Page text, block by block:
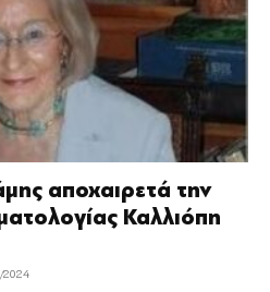
αποχαιρετά την
Καλλιόπη
2024